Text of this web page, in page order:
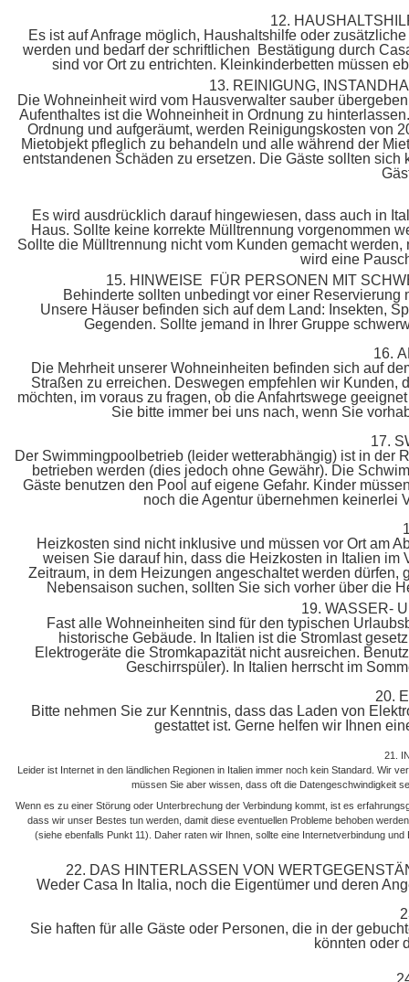
12.
Es ist auf Anfrage möglich, Haushaltshilfe oder
werden und bedarf der schriftlichen Bestätigung durch
sind vor Ort zu entrichten. Kleinkinderbetten müssen
13. REINIGUNG,
Die Wohneinheit wird vom Hausverwalter sauber
Aufenthaltes ist die Wohneinheit in Ordnung zu
Ordnung und aufgeräumt, werden Reinigungskosten von
Mietobjekt pfleglich zu behandeln und alle während der
entstandenen Schäden zu ersetzen. Die Gäste sollten
Es wird ausdrücklich darauf hingewiesen, dass auch in
Haus. Sollte keine korrekte Mülltrennung vorgenommen
Sollte die Mülltrennung nicht vom Kunden gemacht
wird eine
15. HINWEISE FÜR PERSONEN MIT
Behinderte sollten unbedingt vor einer
Unsere Häuser befinden sich auf dem Land: Insekten,
Gegenden. Sollte jemand in Ihrer Gruppe
16.
Die Mehrheit unserer Wohneinheiten befinden sich auf
Straßen zu erreichen. Deswegen empfehlen wir Kunden,
möchten, im voraus zu fragen, ob die Anfahrtswege
Sie bitte immer bei uns nach, wenn Sie
17.
Der Swimmingpoolbetrieb (leider wetterabhängig) ist in der
betrieben werden (dies jedoch ohne Gewähr). Die
Gäste benutzen den Pool auf eigene Gefahr. Kinder
noch die Agentur übernehmen keinerlei
Heizkosten sind nicht inklusive und müssen vor Ort am
weisen Sie darauf hin, dass die Heizkosten in Italien
Zeitraum, in dem Heizungen angeschaltet werden
Nebensaison suchen, sollten Sie sich vorher über die
19. WASSER-
Fast alle Wohneinheiten sind für den typischen
historische Gebäude. In Italien ist die Stromlast
Elektrogeräte die Stromkapazität nicht ausreichen.
Geschirrspüler). In Italien herrscht im
20.
Bitte nehmen Sie zur Kenntnis, dass das Laden von
gestattet ist. Gerne helfen wir Ihnen
21.
Leider ist Internet in den ländlichen Regionen in Italien immer noch kein Standard. Wir
müssen Sie aber wissen, dass oft die Datengeschwindigkeit
Wenn es zu einer Störung oder Unterbrechung der Verbindung kommt, ist es
dass wir unser Bestes tun werden, damit diese eventuellen Probleme behoben
(siehe ebenfalls Punkt 11). Daher raten wir Ihnen, sollte eine Internetverbindung
22. DAS HINTERLASSEN VON
Weder Casa In Italia, noch die Eigentümer und deren
Sie haften für alle Gäste oder Personen, die in der
könnten oder